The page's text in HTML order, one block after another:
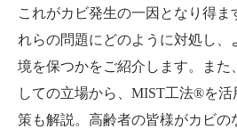
これがカビ発生の一因となり得ま
れらの問題にどのように対処し、
境を保つかをご紹介します。また
しての立場から、MIST工法®を
策も解説。高齢者の皆様がカビの